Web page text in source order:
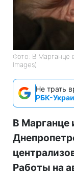
Фото: В Марганце
Images)
Не трать
РБК-
В Марганце
Работы на